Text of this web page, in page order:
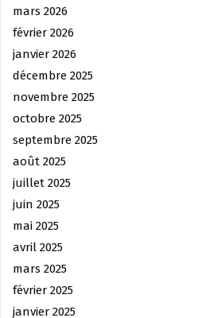
mars 2026
février 2026
janvier 2026
décembre 2025
novembre 2025
octobre 2025
septembre 2025
août 2025
juillet 2025
juin 2025
mai 2025
avril 2025
mars 2025
février 2025
janvier 2025